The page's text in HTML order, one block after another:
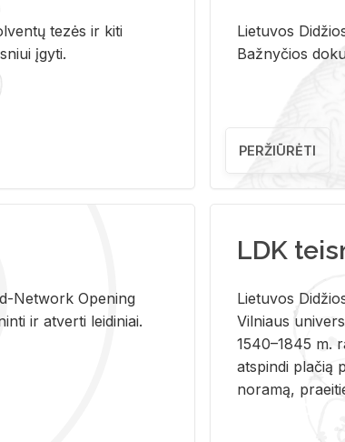
tezės ir kiti
įgyti.
Lietuvos
Bažnyčios
PERŽIŪRĖTI
Ne­twork Ope­ning
ir at­ver­ti lei­di­niai.
LDK
Lie­tu­vos
Vil­niaus
1540–1845 m.
at­spin­di pla­čią
no­ra­mą,